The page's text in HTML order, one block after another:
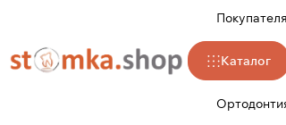
Каталог